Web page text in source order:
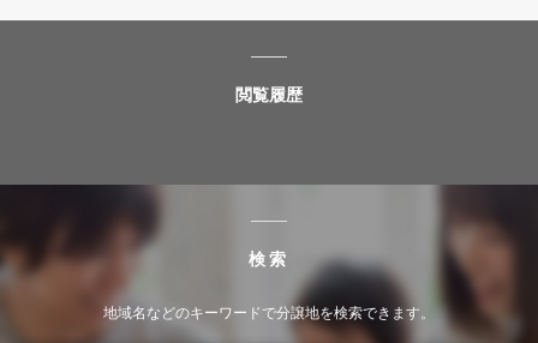
閲覧履歴
検索
地域名などのキーワードで分譲地を検索できます。